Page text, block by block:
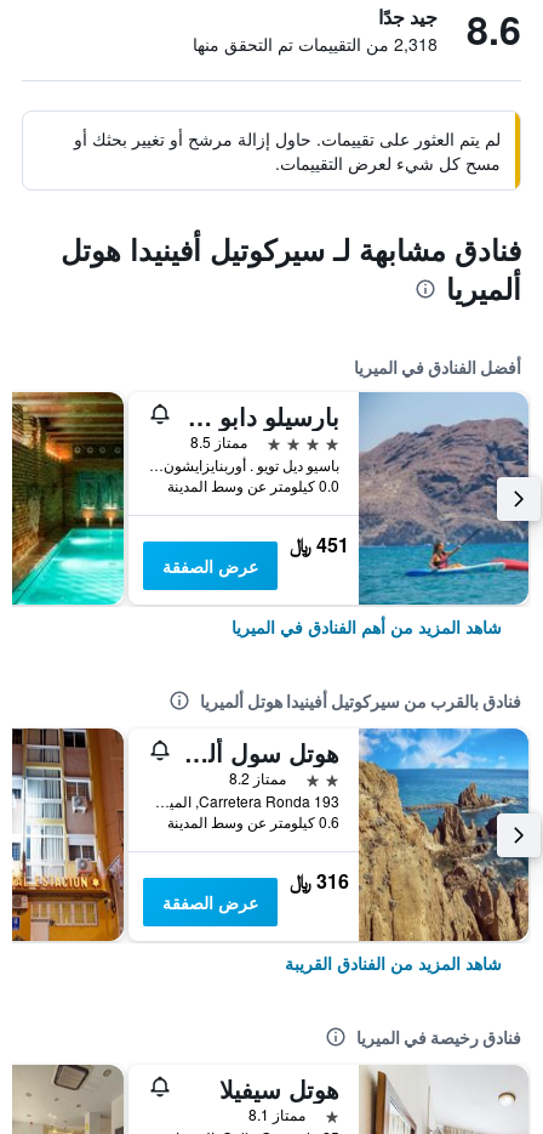
8.6 جيد جدًا
2,318 من التقييمات تم التحقق منها
لم يتم العثور على تقييمات. حاول إزالة مرشح أو تغيير بحثك أو
مسح كل شيء لعرض التقييمات.
فنادق مشابهة لـ سيركوتيل أفينيدا هوتل
ألميريا
أفضل الفنادق في الميريا
بارسيلو دابو دي جاتا
4 نجوم
ممتاز 8.5
باسيو ديل تويو . أوربنايزايشون, الميريا, منطقة أندلوسيا, أسبانيا
0.0 كيلومتر عن وسط المدينة
451 ﷼
عرض الصفقة
شاهد المزيد من أهم الفنادق في الميريا
فنادق بالقرب من سيركوتيل أفينيدا هوتل ألميريا
هوتل سول ألميريا
2 نجمتين
ممتاز 8.2
Carretera Ronda 193, الميريا, منطقة أندلوسيا, أسبانيا
0.6 كيلومتر عن وسط المدينة
316 ﷼
عرض الصفقة
شاهد المزيد من الفنادق القريبة
فنادق رخيصة في الميريا
هوتل سيفيلا
نجمة واحدة
ممتاز 8.1